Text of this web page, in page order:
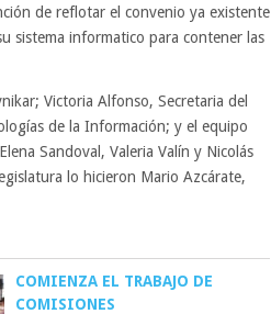
de reflotar el convenio ya existente
sistema informatico para contener las
Victoria Alfonso, Secretaria del
de la Información; y el equipo
Sandoval, Valeria Valín y Nicolás
lo hicieron Mario Azcárate,
COMIENZA EL TRABAJO DE
COMISIONES